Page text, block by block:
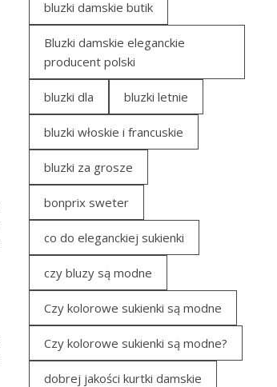
bluzki damskie butik
Bluzki damskie eleganckie
producent polski
bluzki dla bluzki letnie
bluzki włoskie i francuskie
bluzki za grosze
bonprix sweter
co do eleganckiej sukienki
czy bluzy są modne
Czy kolorowe sukienki są modne
Czy kolorowe sukienki są modne?
dobrej jakości kurtki damskie